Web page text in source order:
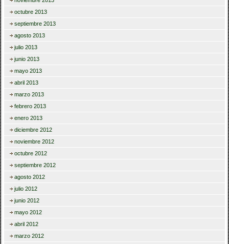
octubre 2013
septiembre 2013
agosto 2013
julio 2013
junio 2013
mayo 2013
abril 2013
marzo 2013
febrero 2013
enero 2013
diciembre 2012
noviembre 2012
octubre 2012
septiembre 2012
agosto 2012
julio 2012
junio 2012
mayo 2012
abril 2012
marzo 2012